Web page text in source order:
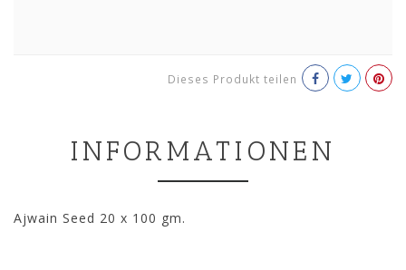
Dieses Produkt teilen
INFORMATIONEN
Ajwain Seed 20 x 100 gm.